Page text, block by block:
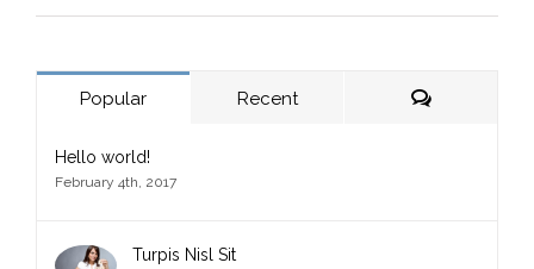
Popular Recent Comments
Hello world!
February 4th, 2017
Turpis Nisl Sit